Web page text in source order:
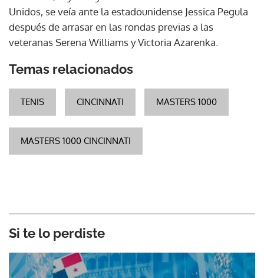
Unidos, se veía ante la estadounidense Jessica Pegula
después de arrasar en las rondas previas a las
veteranas Serena Williams y Victoria Azarenka.
Temas relacionados
TENIS CINCINNATI MASTERS 1000
MASTERS 1000 CINCINNATI
Si te lo perdiste